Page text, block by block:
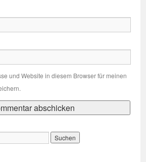
und Website in diesem Browser für meinen